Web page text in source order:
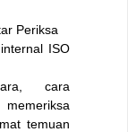
Periksa
ISO
cara
temuan